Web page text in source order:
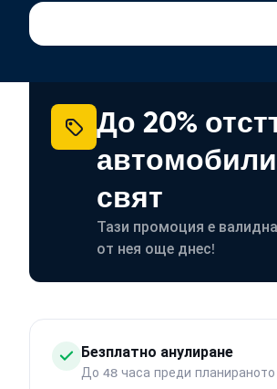
До 20%
свят
Тази промоция е
от нея още днес!
Безплатно анулиране
До 48 часа преди